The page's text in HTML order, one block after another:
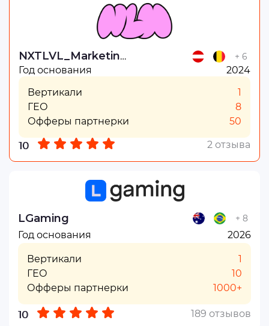
NXTLVL_Marketing + 6
Год основания
2024
Вертикали
1
ГЕО
8
Офферы партнерки
50
10 2 отзыва
LGaming + 8
Год основания 2026
Вертикали
1
ГЕО
10
Офферы партнерки
1000+
10 189 отзывов